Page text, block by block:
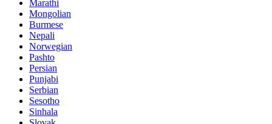
Marathi
Mongolian
Burmese
Nepali
Norwegian
Pashto
Persian
Punjabi
Serbian
Sesotho
Sinhala